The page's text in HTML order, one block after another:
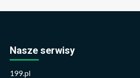
Nasze serwisy
199.pl